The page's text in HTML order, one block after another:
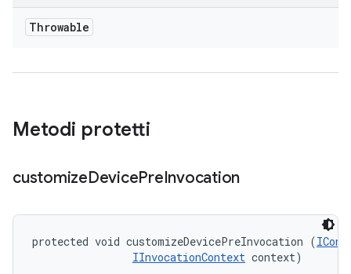
Throwable
Metodi protetti
customizeDevicePreInvocation
protected void customizeDevicePreInvocation (
IInvocationContext context)